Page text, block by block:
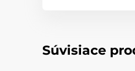
Súvisiace